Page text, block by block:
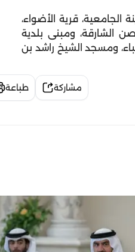
وهم: قاعة المدينة الجامعية، قرية الأضواء،
الشارقة، ومبنى بلدية
ومسجد الشيخ راشد بن
مشاركة طباعة